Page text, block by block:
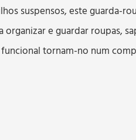
suspensos, este guarda-
e guardar roupas,
tornam-no num